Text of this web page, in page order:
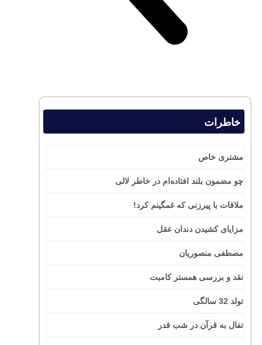
خاطرات
مشتری خاص
چو مضمون بلند افتاده‌ام در خاطر لالی
ملاقات با پیرزنی که غمگینم کرد!
مزایای کشیدن دندان عقل
مصطفی منصوریان
نقد و بررسی همستر کامبت
تولد 32 سالگی
تفال به قرآن در شب قدر